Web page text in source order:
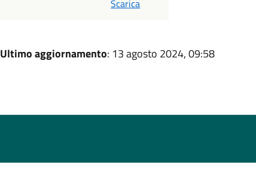
Scarica
Ultimo aggiornamento: 13 agosto 2024, 09:58